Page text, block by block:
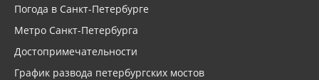
Погода в Санкт-Петербурге
Метро Санкт-Петербурга
Достопримечательности
График развода петербургских мостов